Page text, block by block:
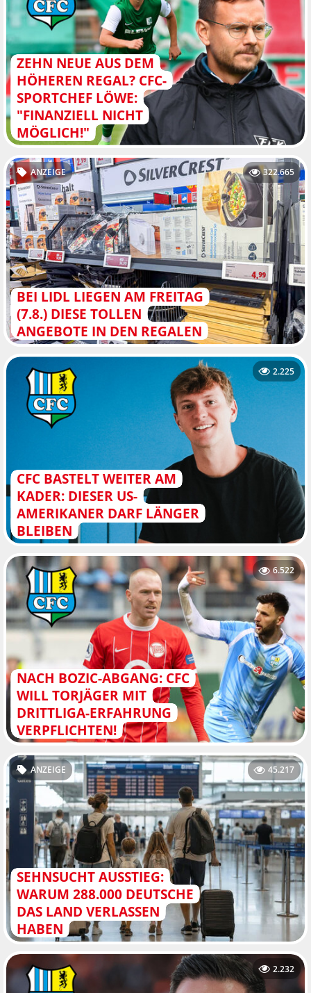
ZEHN NEUE AUS DEM
HÖHEREN REGAL? CFC-
SPORTCHEF LÖWE:
"FINANZIELL NICHT
MÖGLICH!"
BEI LIDL LIEGEN AM FREITAG
(7.8.) DIESE TOLLEN
ANGEBOTE IN DEN REGALEN
ANZEIGE 322.665
CFC BASTELT WEITER AM
KADER: DIESER US-
AMERIKANER DARF LÄNGER
BLEIBEN
2.225
NACH BOZIC-ABGANG: CFC
WILL TORJÄGER MIT
DRITTLIGA-ERFAHRUNG
VERPFLICHTEN!
6.522
SEHNSUCHT AUSSTIEG:
WARUM 288.000 DEUTSCHE
DAS LAND VERLASSEN
HABEN
ANZEIGE 45.217
2.232